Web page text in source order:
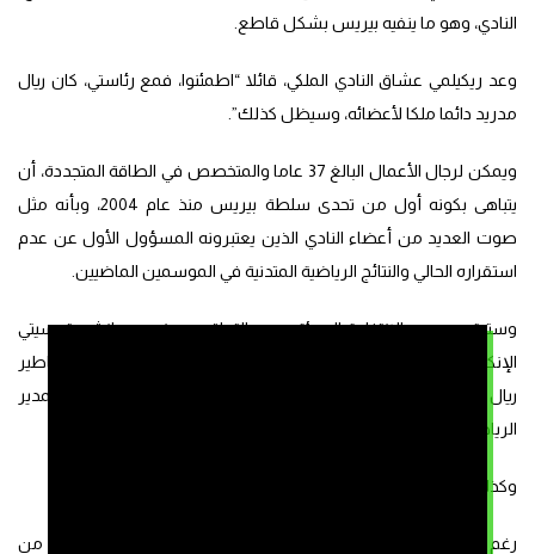
النادي، وهو ما ينفيه بيريس بشكل قاطع.
وعد ريكيلمي عشاق النادي الملكي، قائلا “اطمئنوا، فمع رئاستي، كان ريال
مدريد دائما ملكا لأعضائه، وسيظل كذلك”.
ويمكن لرجال الأعمال البالغ 37 عاما والمتخصص في الطاقة المتجددة، أن
يتباهى بكونه أول من تحدى سلطة بيريس منذ عام 2004، وبأنه مثل
صوت العديد من أعضاء النادي الذين يعتبرونه المسؤول الأول عن عدم
استقراره الحالي والنتائج الرياضية المتدنية في الموسمين الماضيين.
وستبقى وعوده الانتخابية الجريئة، وهي التعاقد مع نجمي مانشستر سيتي
الإنكليزي المهاجم النروجي إرلينغ هالاند ولاعب الوسط رودري، وأساطير
ريال مدريد راوول غونزاليس وفرناندو هييرو لشغل منصبي المدير
الرياضي ومدير أكاديمية الشباب على التوالي، من دون تحقيق.
وكذلك رغبته في جلب المدرب الألماني يورغن كلوب.
رغم ذلك، فقد نجح ريكيلمي في ترسيخ نفسه، في غضون أيام قليلة من